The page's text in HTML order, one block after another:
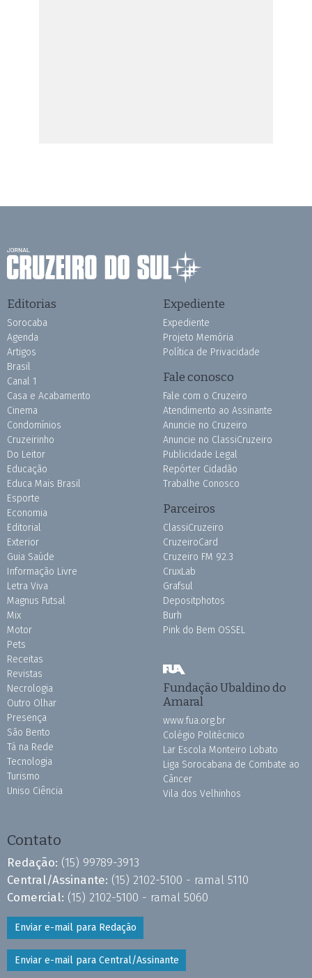
Editorias
Sorocaba
Agenda
Artigos
Brasil
Canal 1
Casa e Acabamento
Cinema
Condomínios
Cruzeirinho
Do Leitor
Educação
Educa Mais Brasil
Esporte
Economia
Editorial
Exterior
Guia Saúde
Informação Livre
Letra Viva
Magnus Futsal
Mix
Motor
Pets
Receitas
Revistas
Necrologia
Outro Olhar
Presença
São Bento
Tá na Rede
Tecnologia
Turismo
Uniso Ciência
Expediente
Expediente
Projeto Memória
Política de Privacidade
Fale conosco
Fale com o Cruzeiro
Atendimento ao Assinante
Anuncie no Cruzeiro
Anuncie no ClassiCruzeiro
Publicidade Legal
Repórter Cidadão
Trabalhe Conosco
Parceiros
ClassiCruzeiro
CruzeiroCard
Cruzeiro FM 92.3
CruxLab
Grafsul
Depositphotos
Burh
Pink do Bem OSSEL
Fundação Ubaldino do
Amaral
www.fua.org.br
Colégio Politécnico
Lar Escola Monteiro Lobato
Liga Sorocabana de Combate ao
Câncer
Vila dos Velhinhos
Contato
Redação: (15) 99789-3913
Central/Assinante: (15) 2102-5100 - ramal 5110
Comercial: (15) 2102-5100 - ramal 5060
Enviar e-mail para Redação
Enviar e-mail para Central/Assinante